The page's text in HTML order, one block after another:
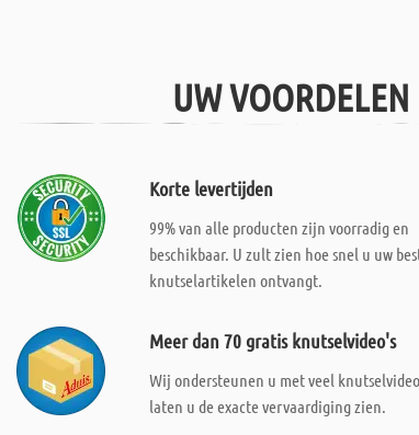
UW
Korte levertijden
99% van alle producten zijn voorradig en
beschikbaar. U zult zien hoe snel u uw
knutselartikelen ontvangt.
Meer dan 70 gratis knutselvideo's
Wij ondersteunen u met veel
laten u de exacte vervaardiging zien.